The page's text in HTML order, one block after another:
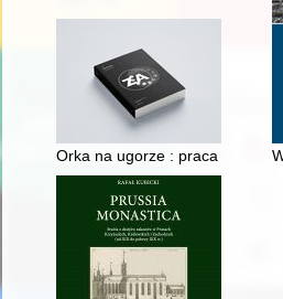
Orka na ugorze : praca pamięci